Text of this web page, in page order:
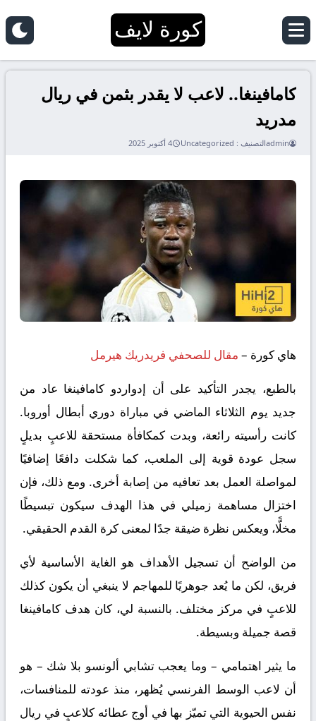
كورة لايف
كامافينغا.. لاعب لا يقدر بثمن في ريال
مدريد
adminالتصنيف : Uncategorized 4 أكتوبر 2025
هاي كورة – مقال للصحفي فريدريك هيرمل
بالطبع، يجدر التأكيد على أن إدواردو كامافينغا عاد من
جديد يوم الثلاثاء الماضي في مباراة دوري أبطال أوروبا.
كانت رأسيته رائعة، وبدت كمكافأة مستحقة للاعبٍ بديلٍ
سجل عودة قوية إلى الملعب، كما شكلت دافعًا إضافيًا
لمواصلة العمل بعد تعافيه من إصابة أخرى. ومع ذلك، فإن
اختزال مساهمة زميلي في هذا الهدف سيكون تبسيطًا
مخلًّا، ويعكس نظرة ضيقة جدًا لمعنى كرة القدم الحقيقي.
من الواضح أن تسجيل الأهداف هو الغاية الأساسية لأي
فريق، لكن ما يُعد جوهريًا للمهاجم لا ينبغي أن يكون كذلك
للاعبٍ في مركز مختلف. بالنسبة لي، كان هدف كامافينغا
قصة جميلة وبسيطة.
ما يثير اهتمامي – وما يعجب تشابي ألونسو بلا شك – هو
أن لاعب الوسط الفرنسي يُظهر، منذ عودته للمنافسات،
نفس الحيوية التي تميّز بها في أوج عطائه كلاعبٍ في ريال